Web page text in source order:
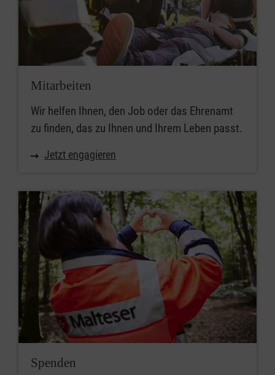
Mitarbeiten
Wir helfen Ihnen, den Job oder das Ehrenamt
zu finden, das zu Ihnen und Ihrem Leben passt.
Jetzt engagieren
Spenden